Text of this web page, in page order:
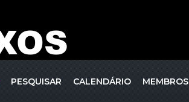
PESQUISAR CALENDÁRIO MEMBROS